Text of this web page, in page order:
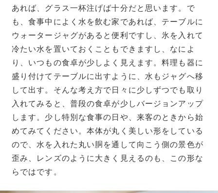
あれば、グラス一杯注げば十分だと思います。で
も、食事中によく水を飲む家であれば、テーブルに
ウォータージャグがあると便利ですし、氷を入れて
冷たい水を置いておくこともできますし、なによ
り、いつもの食卓が少しよく見えます。料理も器に
盛り付けてテーブルに出すように、水もジャグへ移
して出す。そんな考え方で日々に少しずつでも取り
入れてみると、普段の食卓が少しバージョンアップ
します。少し特別な食事の日や、来客のときから始
めてみてください。本体が丸く美しい形をしている
ので、水を入れた丸い胴を通して向こう側の景色が
歪み、レンズのように大きく見えるのも、この形な
らではです。